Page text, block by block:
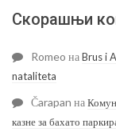
Скорашњи
Romeo наBrus i
nataliteta
Čarapan на
казне за бахато